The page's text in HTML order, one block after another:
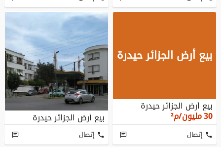
بيع أرض الجزائر حيدرة
بيع أرض الجزائر حيدرة
30مليون/م²
إتصال
بيع أرض الجزائر حيدرة
إتصال